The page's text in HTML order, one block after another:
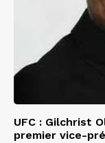
UFC : Gilchrist
premier vice-